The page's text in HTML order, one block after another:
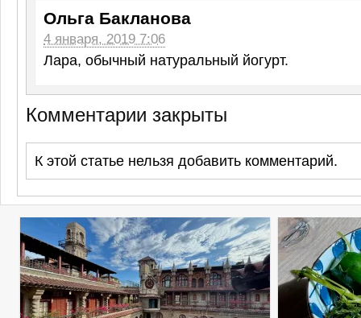
Ольга Бакланова
4 января, 2019 7:06
Лара, обычный натуральный йогурт.
Комментарии закрыты
К этой статье нельзя добавить комментарий.